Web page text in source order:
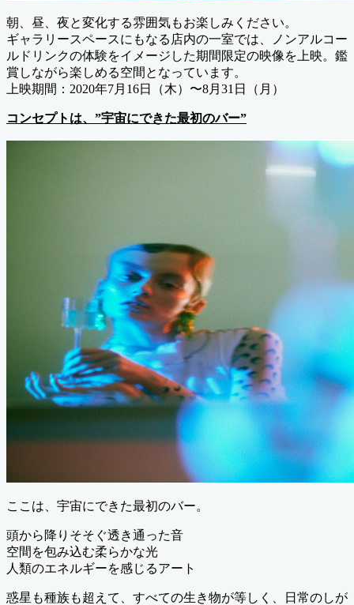
朝、昼、夜と変化する雰囲気もお楽しみください。
ギャラリースペースにもなる店内の一室では、ノンアルコー
ルドリンクの体験をイメージした期間限定の映像を上映。鑑
賞しながら楽しめる空間となっています。
上映期間：2020年7月16日（木）〜8月31日（月）
コンセプトは、”宇宙にできた最初のバー”
ここは、宇宙にできた最初のバー。
頭から降りそそぐ透き通った音
空間を包み込む柔らかな光
人類のエネルギーを感じるアート
惑星も種族も超えて、すべての生き物が等しく、日常のしが